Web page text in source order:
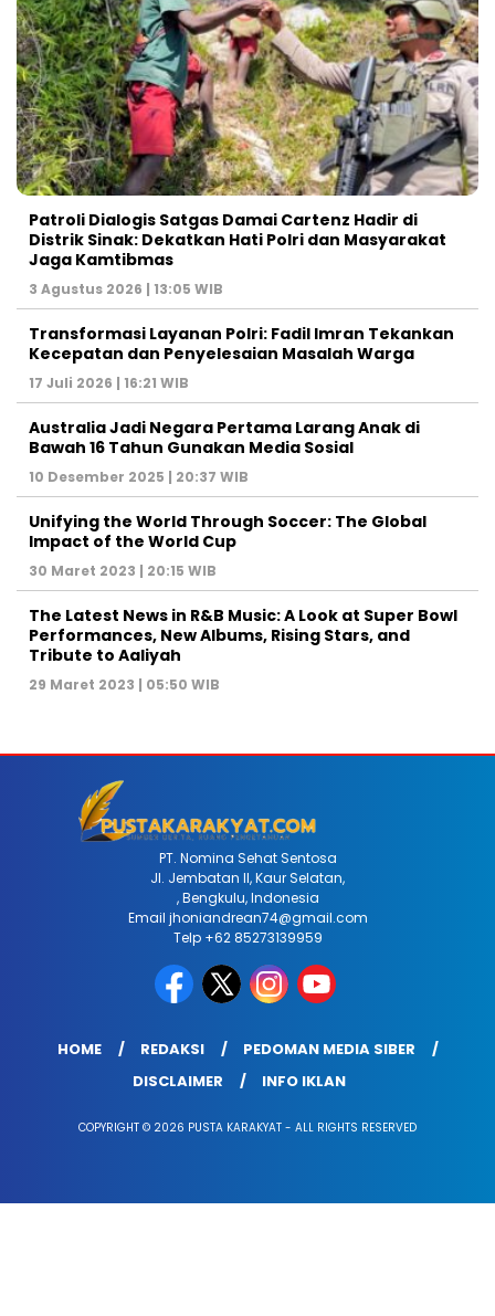
Patroli Dialogis Satgas Damai Cartenz Hadir di
Distrik Sinak: Dekatkan Hati Polri dan Masyarakat
Jaga Kamtibmas
3 Agustus 2026 | 13:05 WIB
Transformasi Layanan Polri: Fadil Imran Tekankan
Kecepatan dan Penyelesaian Masalah Warga
17 Juli 2026 | 16:21 WIB
Australia Jadi Negara Pertama Larang Anak di
Bawah 16 Tahun Gunakan Media Sosial
10 Desember 2025 | 20:37 WIB
Unifying the World Through Soccer: The Global
Impact of the World Cup
30 Maret 2023 | 20:15 WIB
The Latest News in R&B Music: A Look at Super Bowl
Performances, New Albums, Rising Stars, and
Tribute to Aaliyah
29 Maret 2023 | 05:50 WIB
PT. Nomina Sehat Sentosa
Jl. Jembatan II, Kaur Selatan,
, Bengkulu, Indonesia
Email jhoniandrean74@gmail.com
Telp +62 85273139959
HOME REDAKSI
PEDOMAN MEDIA SIBER
DISCLAIMER
INFO IKLAN
COPYRIGHT © 2026 PUSTA KARAKYAT - ALL RIGHTS RESERVED